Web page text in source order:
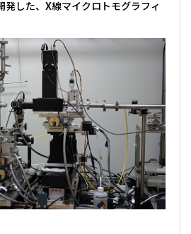
発した、X線マイクロトモグラフィ